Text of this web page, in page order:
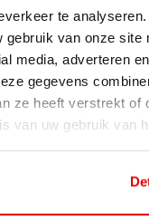
te
gebruik van onze site
media, adverteren
gegevens
ze heeft verstrekt of
van uw gebruik van
AVIA